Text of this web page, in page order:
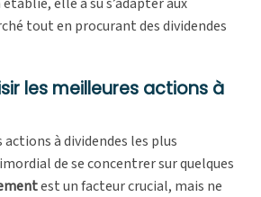
tout en procurant des dividendes
les meilleures actions à
à dividendes les plus
de se concentrer sur quelques
est un facteur crucial, mais ne